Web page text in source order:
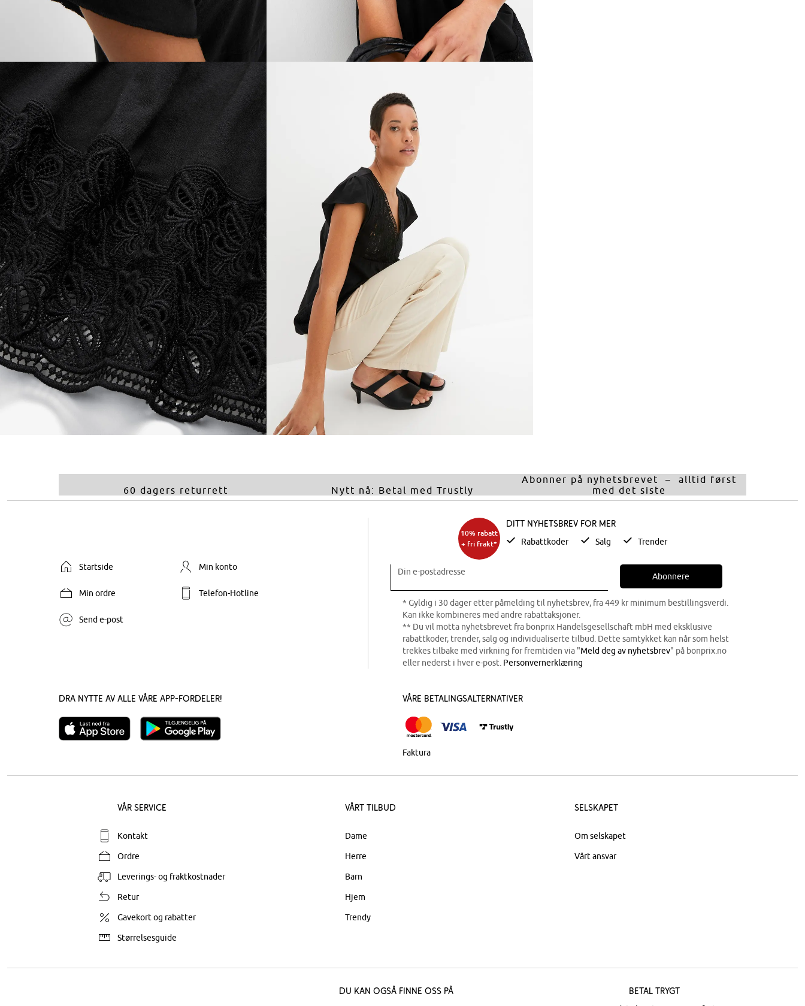
60 dagers returrett Nytt nå: Betal med Trustly
Abonner på nyhetsbrevet – alltid først
med det siste
Startside Min konto
Min ordre Telefon-Hotline
Send e-post
10% rabatt
+ fri frakt*
Ditt nyhetsbrev for mer
Rabattkoder Salg Trender
Din e-postadresse Abonnere
* Gyldig i 30 dager etter påmelding til nyhetsbrev, fra 449 kr minimum bestillingsverdi.
Kan ikke kombineres med andre rabattaksjoner.
** Du vil motta nyhetsbrevet fra bonprix Handelsgesellschaft mbH med eksklusive
rabattkoder, trender, salg og individualiserte tilbud. Dette samtykket kan når som helst
trekkes tilbake med virkning for fremtiden via "Meld deg av nyhetsbrev" på bonprix.no
eller nederst i hver e-post. Personvernerklæring
Dra nytte av alle våre app-fordeler! Våre betalingsalternativer
Faktura
Vår service
Kontakt
Ordre
Leverings- og fraktkostnader
Retur
Gavekort og rabatter
Størrelsesguide
Vårt tilbud
Dame
Herre
Barn
Hjem
Trendy
Selskapet
Om selskapet
Vårt ansvar
Du kan også finne oss på Betal trygt